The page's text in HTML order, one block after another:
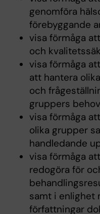
genomföra
förebyggande
visa förmåga
och
visa förmåga
att hantera
och
gruppers
visa förmåga
olika grupper
handledande
visa förmåga
redogöra för
samt i enlighet
författningar